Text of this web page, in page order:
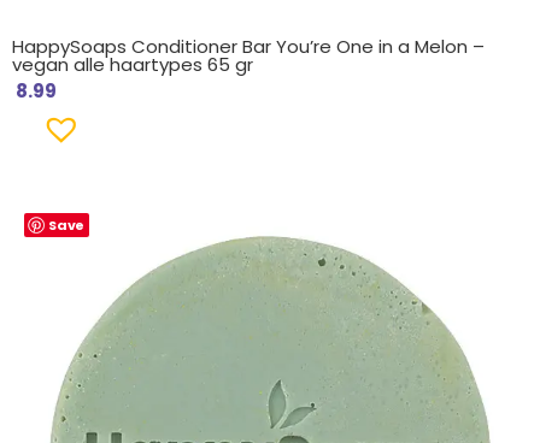
HappySoaps Conditioner Bar You’re One in a Melon –
vegan alle haartypes 65 gr
8.99
Save